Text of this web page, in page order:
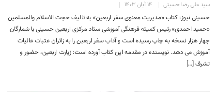
سید علی رضا حسینی ۱۴ آبان ۱۴۰۳
حسینی نیوز: کتاب «مدیریت معنوی سفر اربعین» به تالیف حجت الاسلام والمسلمین
«حمید احمدی» رئیس کمیته فرهنگی آموزشی ستاد مرکزی اربعین حسینی با شمارگان
چهار هزار نسخه به چاپ رسیده است و آداب سفر اربعین را به زائران عتبات عالیات
آموزش می دهد. نویسنده در مقدمه این کتاب آورده است: زیارت اربعین، حضور و
تشرف […]